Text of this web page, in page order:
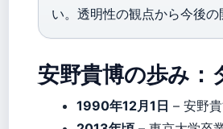
い。透明性の観点から今後の
安野貴博の歩み：
1990年12月1日 – 安野